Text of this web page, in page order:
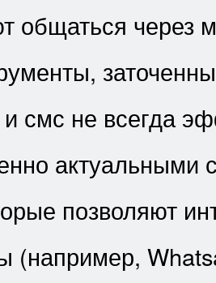
общаться через
смс не всегда
актуальными
позволяют
(например,